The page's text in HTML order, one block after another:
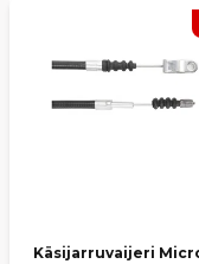
Käsijarruvaijeri